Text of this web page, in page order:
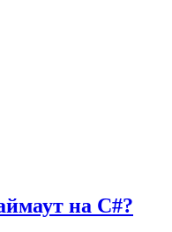
на C#?